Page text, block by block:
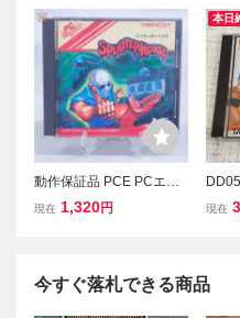
動作保証品 PCE PCエン
ジン Huカード スプラッ
現在 1,320円
本日
エン
現在
今すぐ落札できる商品